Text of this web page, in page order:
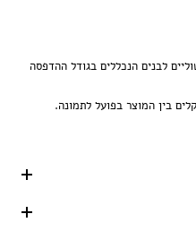
בין המוצר בפועל לתמונה.